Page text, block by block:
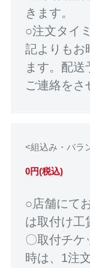
きます。
○注文タイ
記よりもお
ます。配
ご連絡をさ
<組込み・バラ
0円(税込)
○店舗にて
は取付け工
〇取付チケ
時は、1注